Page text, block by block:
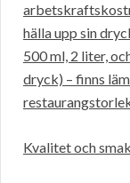
hälla upp sin
500 ml, 2 liter,
dryck) – finns
Kvalitet och